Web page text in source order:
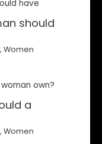
should
,Women
a
,Women